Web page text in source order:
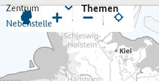
Zentrum
Nebenstelle
Themen
+ −